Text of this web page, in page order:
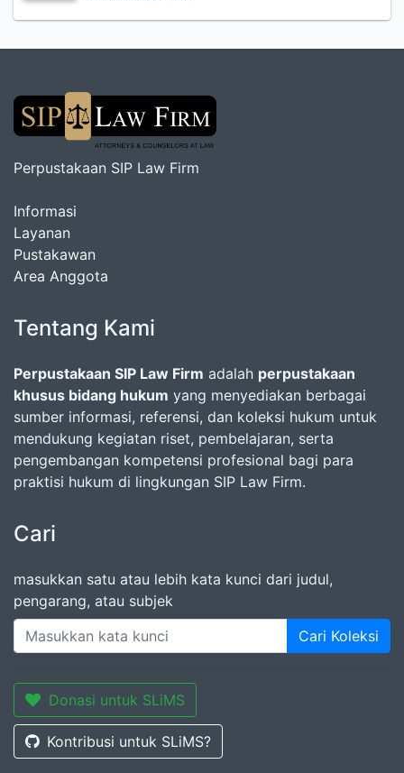
Perpustakaan SIP Law Firm
Informasi
Layanan
Pustakawan
Area Anggota
Tentang Kami
Perpustakaan SIP Law Firm adalah perpustakaan
khusus bidang hukum yang menyediakan berbagai
sumber informasi, referensi, dan koleksi hukum untuk
mendukung kegiatan riset, pembelajaran, serta
pengembangan kompetensi profesional bagi para
praktisi hukum di lingkungan SIP Law Firm.
Cari
masukkan satu atau lebih kata kunci dari judul,
pengarang, atau subjek
Cari Koleksi
Donasi untuk SLiMS
Kontribusi untuk SLiMS?